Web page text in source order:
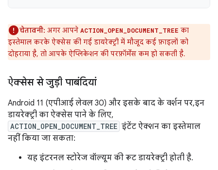
चेतावनी: अगर आपने ACTION_OPEN_DOCUMENT_TREE का
इस्तेमाल करके ऐक्सेस की गई डायरेक्ट्री में मौजूद कई फ़ाइलों को
दोहराया है, तो आपके ऐप्लिकेशन की परफ़ॉर्मेंस कम हो सकती है.
ऐक्सेस से जुड़ी पाबंदियां
Android 11 (एपीआई लेवल 30) और इसके बाद के वर्शन पर, इन
डायरेक्ट्री का ऐक्सेस पाने के लिए,
ACTION_OPEN_DOCUMENT_TREE इंटेंट ऐक्शन का इस्तेमाल
नहीं किया जा सकता:
यह इंटरनल स्टोरेज वॉल्यूम की रूट डायरेक्ट्री होती है.